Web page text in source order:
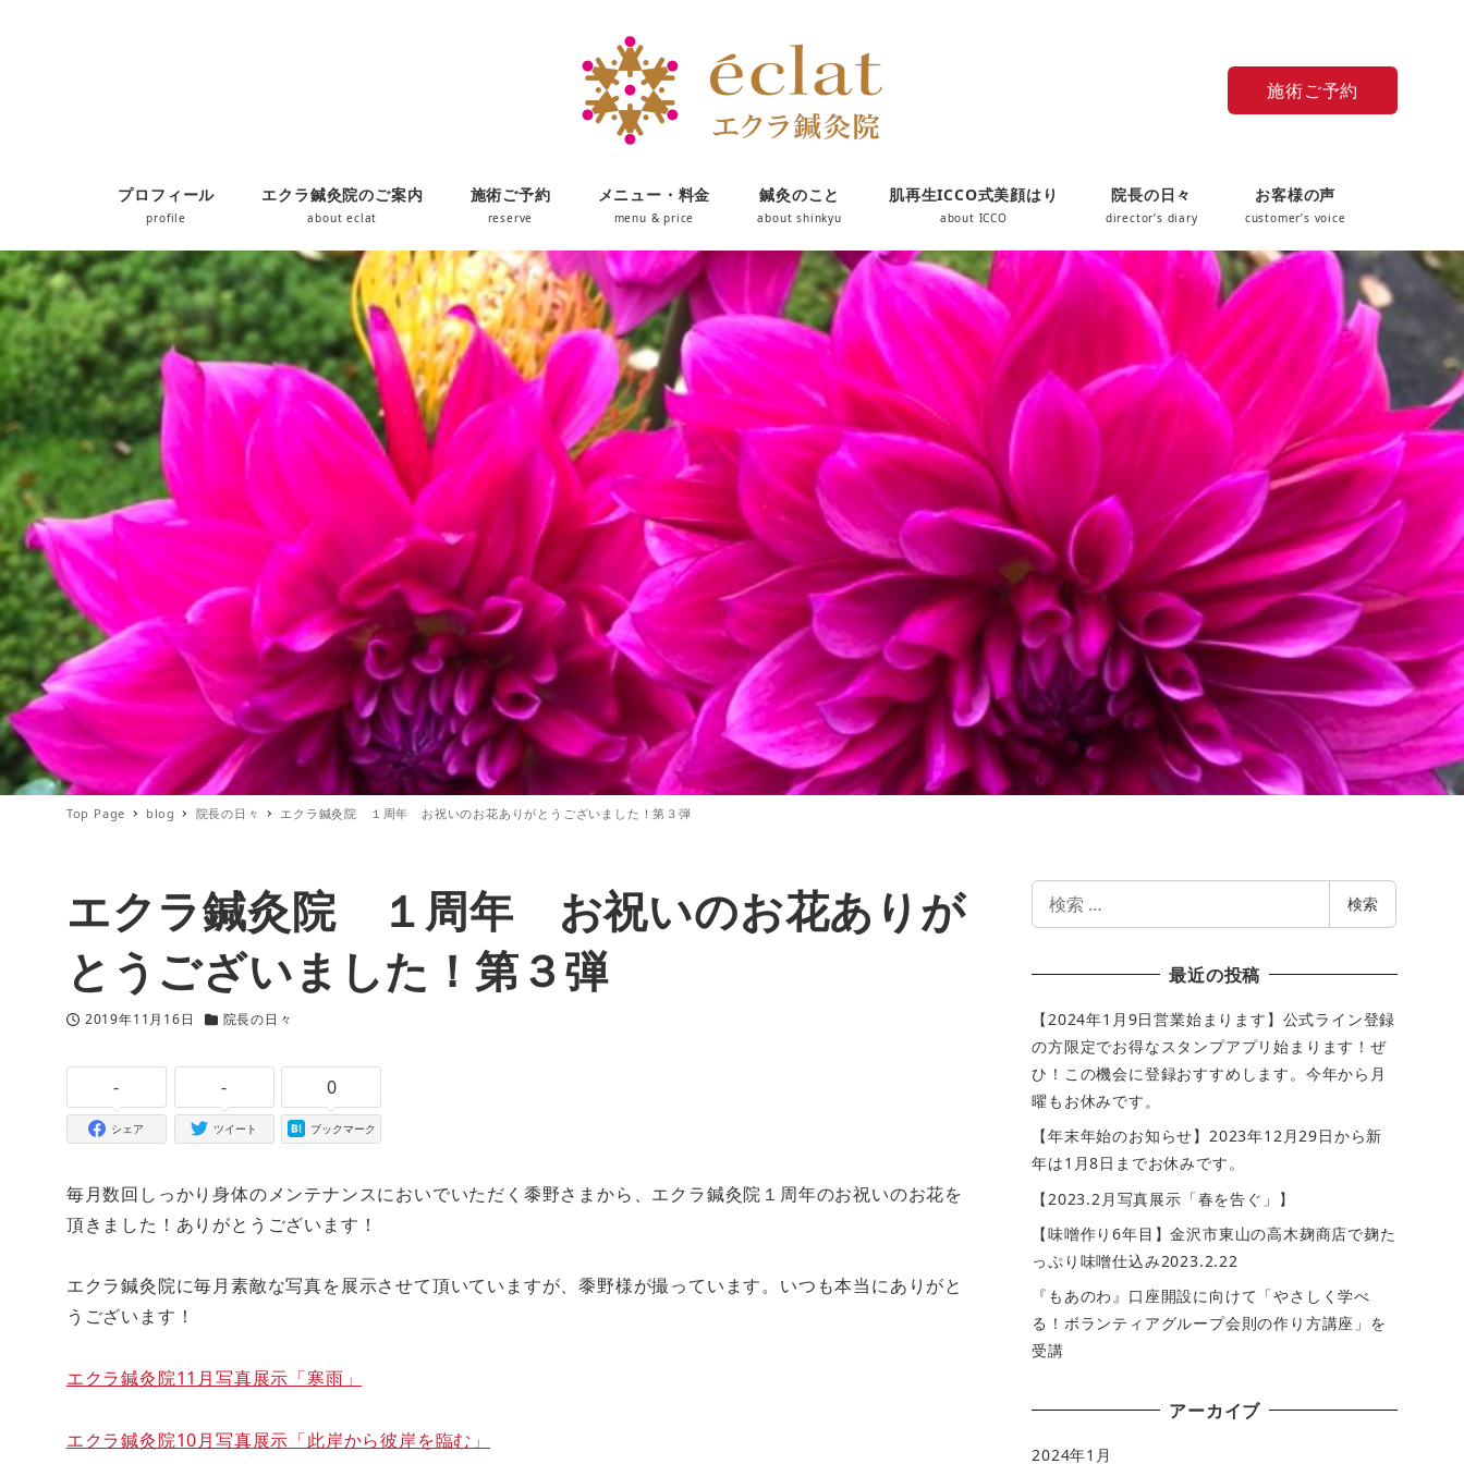
施術ご予約
プロフィール
profile
エクラ鍼灸院のご案内
about eclat
施術ご予約
reserve
メニュー・料金
menu & price
鍼灸のこと
about shinkyu
肌再生ICCO式美顔はり
about ICCO
院長の日々
director’s diary
お客様の声
customer’s voice
Top Page blog 院長の日々 エクラ鍼灸院 １周年 お祝いのお花ありがとうございました！第３弾
エクラ鍼灸院 １周年 お祝いのお花ありが
とうございました！第３弾
投稿日
2019年11月16日
カテゴリー
院長の日々
-
シェア
-
ツイート
0
ブックマーク
毎月数回しっかり身体のメンテナンスにおいでいただく黍野さまから、エクラ鍼灸院１周年のお祝いのお花を
頂きました！ありがとうございます！
エクラ鍼灸院に毎月素敵な写真を展示させて頂いていますが、黍野様が撮っています。いつも本当にありがと
うございます！
エクラ鍼灸院11月写真展示「寒雨」
エクラ鍼灸院10月写真展示「此岸から彼岸を臨む」
索
検索
最近の投稿
【2024年1月9日営業始まります】公式ライン登録
の方限定でお得なスタンプアプリ始まります！ぜ
ひ！この機会に登録おすすめします。今年から月
曜もお休みです。
【年末年始のお知らせ】2023年12月29日から新
年は1月8日までお休みです。
【2023.2月写真展示「春を告ぐ」】
【味噌作り6年目】金沢市東山の高木麹商店で麹た
っぷり味噌仕込み2023.2.22
『もあのわ』口座開設に向けて「やさしく学べ
る！ボランティアグループ会則の作り方講座」を
受講
アーカイブ
2024年1月